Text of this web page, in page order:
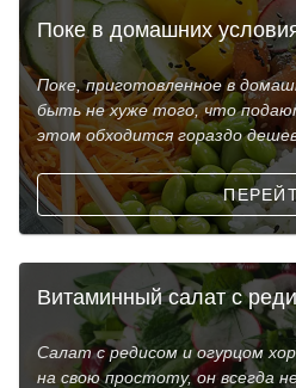
Поке в домашних
Поке, приготовленное в
быть не хуже того, что
этом обходится гораздо
особенность
Витаминный салат с
Салат с редисом и огурцом
на свою простоту, он всегда